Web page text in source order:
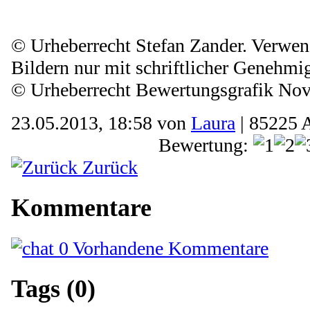
© Urheberrecht Stefan Zander.
Bildern nur mit schriftlicher
© Urheberrecht Bewertungsgrafik
23.05.2013, 18:58 von Laura | 85225
Bewertung:
Zurück
Kommentare
0 Vorhandene Kommentare
Tags (0)